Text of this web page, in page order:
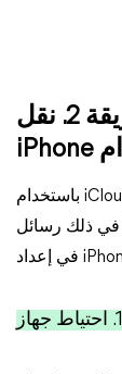
الطريقة 2. نقل WhatsApp من iPhone إلى
باستخدام iCloud، يمكنك احتياطي جميع المحتويات والإعدادات بما
في ذلك رسائل WhatsApp. يوصى بهذه الطريقة إذا كنت ترغب